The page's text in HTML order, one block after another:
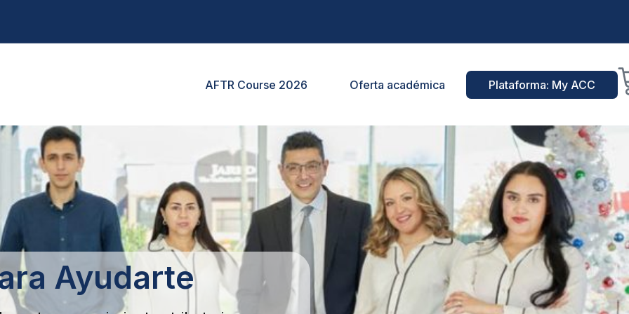
AFTR Course 2026 Oferta académica Plataforma: My ACC
Ayudarte